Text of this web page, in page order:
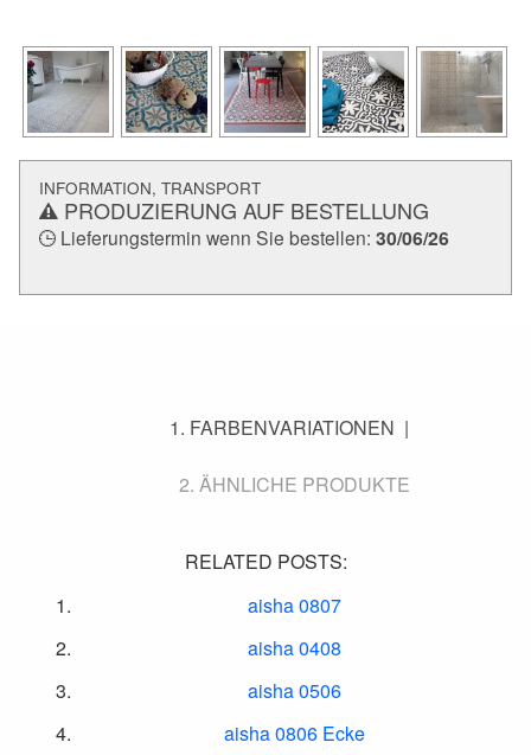
INFORMATION, TRANSPORT
PRODUZIERUNG AUF BESTELLUNG
Lieferungstermin wenn Sie bestellen: 30/06/26
FARBENVARIATIONEN
ÄHNLICHE PRODUKTE
RELATED POSTS:
aisha 0807
aisha 0408
aisha 0506
aisha 0806 Ecke